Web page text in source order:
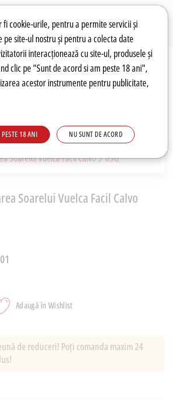
cookie-uri
fi cookie-urile, pentru a permite servicii și
site-ul nostru și pentru a colecta date
interacționează cu site-ul, produsele și
clic pe "Sunt de acord si am peste 18 ani",
acestor instrumente pentru publicitate,
18 ANI NU SUNT DE ACORD
Autentificare
Soarelui Vuelca Facil Calvo
Adaugă în Wishlist
de reduceri! Poți comanda maxim 24